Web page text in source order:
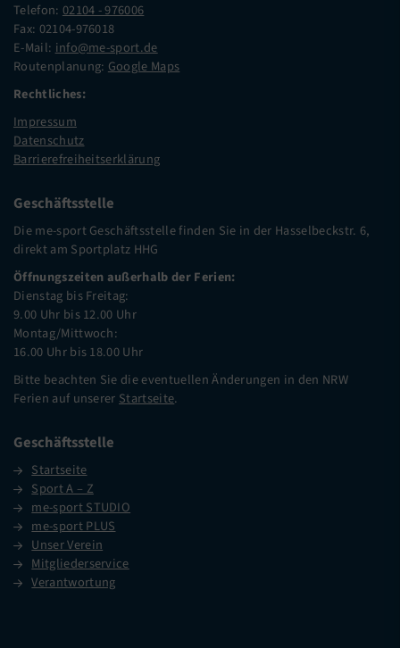
Telefon: 02104 - 976006
Fax: 02104-976018
E-Mail: info@me-sport.de
Routenplanung: Google Maps
Rechtliches:
Impressum
Datenschutz
Barrierefreiheitserklärung
Geschäftsstelle
Die me-sport Geschäftsstelle finden Sie in der Hasselbeckstr. 6,
direkt am Sportplatz HHG
Öffnungszeiten außerhalb der Ferien:
Dienstag bis Freitag:
9.00 Uhr bis 12.00 Uhr
Montag/Mittwoch:
16.00 Uhr bis 18.00 Uhr
Bitte beachten Sie die eventuellen Änderungen in den NRW
Ferien auf unserer Startseite.
Geschäftsstelle
Startseite
Sport A – Z
me-sport STUDIO
me-sport PLUS
Unser Verein
Mitgliederservice
Verantwortung